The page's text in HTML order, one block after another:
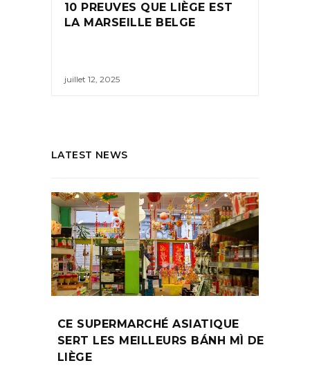
10 PREUVES QUE LIÈGE EST
LA MARSEILLE BELGE
juillet 12, 2025
LATEST NEWS
CE SUPERMARCHÉ ASIATIQUE
SERT LES MEILLEURS BÁNH MÌ DE
LIÈGE